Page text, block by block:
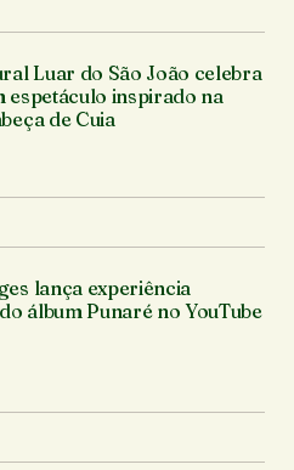
Luar do São João celebra
espetáculo inspirado na
de Cuia
lança experiência
álbum Punaré no YouTube